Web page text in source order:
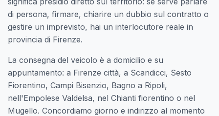
di persona, firmare, chiarire un dubbio sul contratto o
gestire un imprevisto, hai un interlocutore reale in
provincia di Firenze.
La consegna del veicolo è a domicilio e su
appuntamento: a Firenze città, a Scandicci, Sesto
Fiorentino, Campi Bisenzio, Bagno a Ripoli,
nell'Empolese Valdelsa, nel Chianti fiorentino o nel
Mugello. Concordiamo giorno e indirizzo al momento